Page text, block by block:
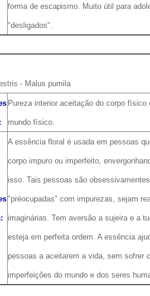
forma de escapismo. Muito útil para
"desligados".
- Malus pumila
Pureza interior aceitação do corpo físico
mundo físico.
A essência floral é usada em pessoas
corpo impuro ou imperfeito,
isso. Tais pessoas são obsessivamentes
"préocupadas" com impurezas, sejam
imaginárias. Tem aversão a sujeira e a
esteja em perfeita ordem. A essência
pessoas a aceitarem a vida, sem sofrer
imperfeições do mundo e dos seres